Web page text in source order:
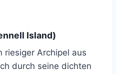
Island)
riesiger Archipel aus
durch seine dichten